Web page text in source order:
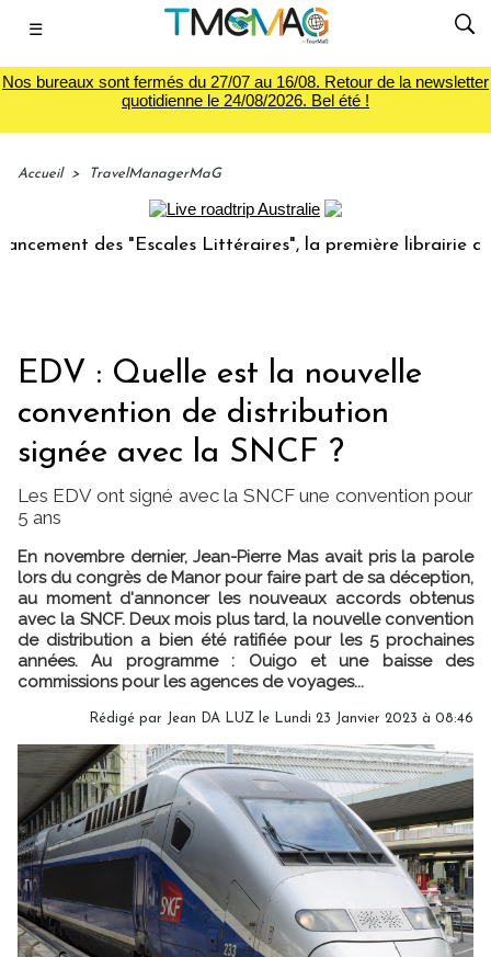
☰
Nos bureaux sont fermés du 27/07 au 16/08. Retour de la newsletter
quotidienne le 24/08/2026. Bel été !
Accueil > TravelManagerMaG
des "Escales Littéraires", la première librairie du
EDV : Quelle est la nouvelle
convention de distribution
signée avec la SNCF ?
Les EDV ont signé avec la SNCF une convention pour
5 ans
En novembre dernier, Jean-Pierre Mas avait pris la parole
lors du congrès de Manor pour faire part de sa déception,
au moment d'annoncer les nouveaux accords obtenus
avec la SNCF. Deux mois plus tard, la nouvelle convention
de distribution a bien été ratifiée pour les 5 prochaines
années. Au programme : Ouigo et une baisse des
commissions pour les agences de voyages...
Rédigé par Jean DA LUZ le Lundi 23 Janvier 2023 à 08:46